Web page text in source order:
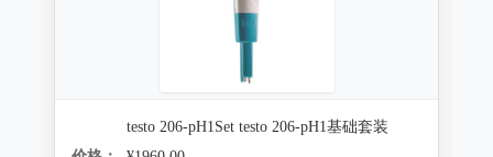
testo 206-pH1Set testo 206-pH1基础套装